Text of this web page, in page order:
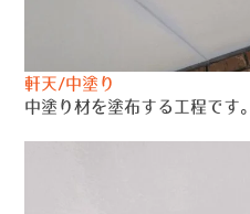
軒天/中塗り
中塗り材を塗布する工程です。